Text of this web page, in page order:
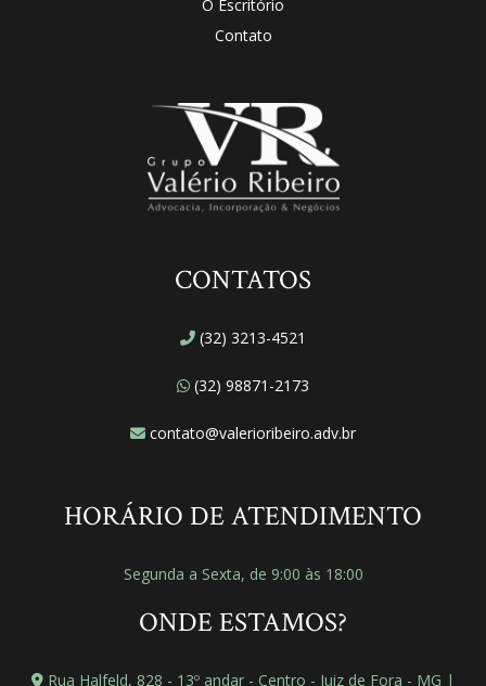
O Escritório
Contato
CONTATOS
(32) 3213-4521
(32) 98871-2173
contato@valerioribeiro.adv.br
HORÁRIO DE ATENDIMENTO
Segunda a Sexta, de 9:00 às 18:00
ONDE ESTAMOS?
Rua Halfeld, 828 - 13º andar - Centro - Juiz de Fora - MG |